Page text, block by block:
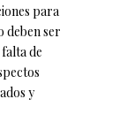
para
deben ser
de
y